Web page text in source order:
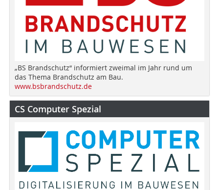
„BS Brandschutz“ informiert zweimal im Jahr rund um
das Thema Brandschutz am Bau.
www.bsbrandschutz.de
CS Computer Spezial